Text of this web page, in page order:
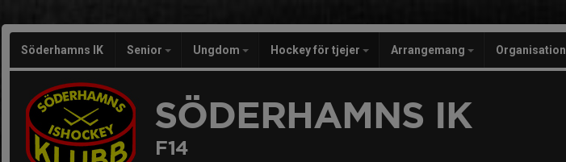
Söderhamns IK Senior Ungdom Hockey för tjejer Arrangemang Organisation
SÖDERHAMNS IK
F14